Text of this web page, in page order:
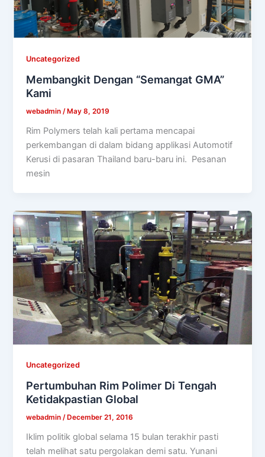
Uncategorized
Membangkit Dengan “Semangat GMA”
Kami
webadmin /May 8, 2019
Rim Polymers telah kali pertama mencapai
perkembangan di dalam bidang applikasi Automotif
Kerusi di pasaran Thailand baru-baru ini. Pesanan
mesin
Uncategorized
Pertumbuhan Rim Polimer Di Tengah
Ketidakpastian Global
webadmin /December 21, 2016
Iklim politik global selama 15 bulan terakhir pasti
telah melihat satu pergolakan demi satu. Yunani